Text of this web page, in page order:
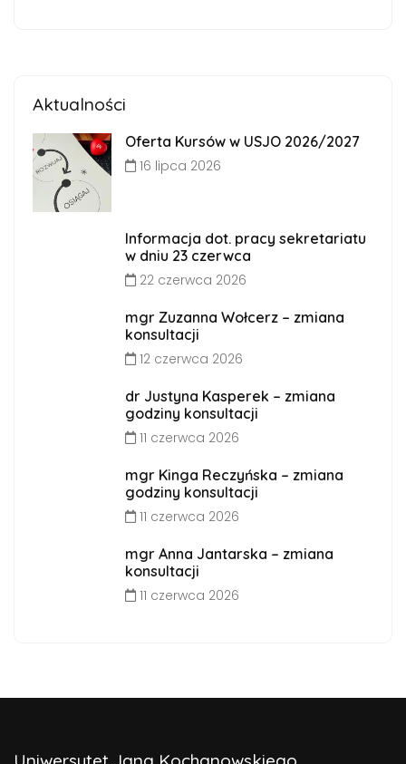
Aktualności
Oferta Kursów w USJO 2026/2027
16 lipca 2026
Informacja dot. pracy sekretariatu
w dniu 23 czerwca
22 czerwca 2026
mgr Zuzanna Wołcerz – zmiana
konsultacji
12 czerwca 2026
dr Justyna Kasperek – zmiana
godziny konsultacji
11 czerwca 2026
mgr Kinga Reczyńska – zmiana
godziny konsultacji
11 czerwca 2026
mgr Anna Jantarska – zmiana
konsultacji
11 czerwca 2026